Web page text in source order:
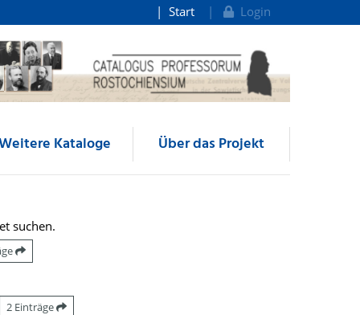
Start Login
Kataloge Über das Projekt
suchen.
2 Einträge